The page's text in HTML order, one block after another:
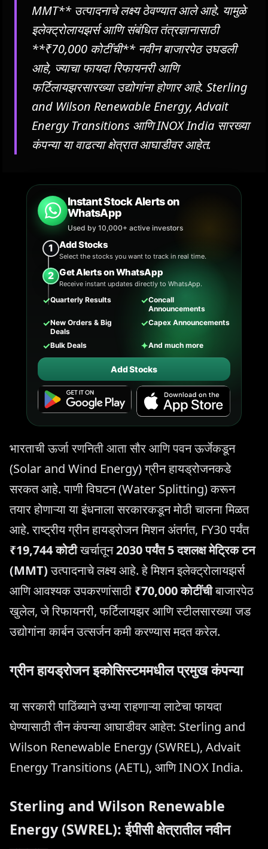
MMT** उत्पादनाचे लक्ष्य ठेवण्यात आले आहे. यामुळे
इलेक्ट्रोलायझर्स आणि संबंधित तंत्रज्ञानासाठी
**₹70,000 कोटींची** नवीन बाजारपेठ उघडली
आहे, ज्याचा फायदा रिफायनरी आणि
फर्टिलायझरसारख्या उद्योगांना होणार आहे. Sterling
and Wilson Renewable Energy, Advait
Energy Transitions आणि INOX India सारख्या
कंपन्या या वाढत्या क्षेत्रात आघाडीवर आहेत.
Instant Stock Alerts on
WhatsApp
Used by 10,000+ active investors
1 Add Stocks
Select the stocks you want to track in real time.
2 Get Alerts on WhatsApp
Receive instant updates directly to WhatsApp.
✓Quarterly Results ✓Concall
Announcements
✓New Orders & Big
Deals
✓Capex Announcements
✓Bulk Deals ✦And much more
Add Stocks
भारताची ऊर्जा रणनिती आता सौर आणि पवन ऊर्जेकडून
(Solar and Wind Energy) ग्रीन हायड्रोजनकडे
सरकत आहे. पाणी विघटन (Water Splitting) करून
तयार होणाऱ्या या इंधनाला सरकारकडून मोठी चालना मिळत
आहे. राष्ट्रीय ग्रीन हायड्रोजन मिशन अंतर्गत, FY30 पर्यंत
₹19,744 कोटीखर्चातून2030 पर्यंत 5 दशलक्ष मेट्रिक टन
(MMT)उत्पादनाचे लक्ष्य आहे. हे मिशन इलेक्ट्रोलायझर्स
आणि आवश्यक उपकरणांसाठी ₹70,000 कोटींचीबाजारपेठ
खुलेल, जे रिफायनरी, फर्टिलायझर आणि स्टीलसारख्या जड
उद्योगांना कार्बन उत्सर्जन कमी करण्यास मदत करेल.
ग्रीन हायड्रोजन इकोसिस्टममधील प्रमुख कंपन्या
या सरकारी पाठिंब्याने उभ्या राहणाऱ्या लाटेचा फायदा
घेण्यासाठी तीन कंपन्या आघाडीवर आहेत: Sterling and
Wilson Renewable Energy (SWREL), Advait
Energy Transitions (AETL), आणि INOX India.
Sterling and Wilson Renewable
Energy (SWREL): ईपीसी क्षेत्रातील नवीन